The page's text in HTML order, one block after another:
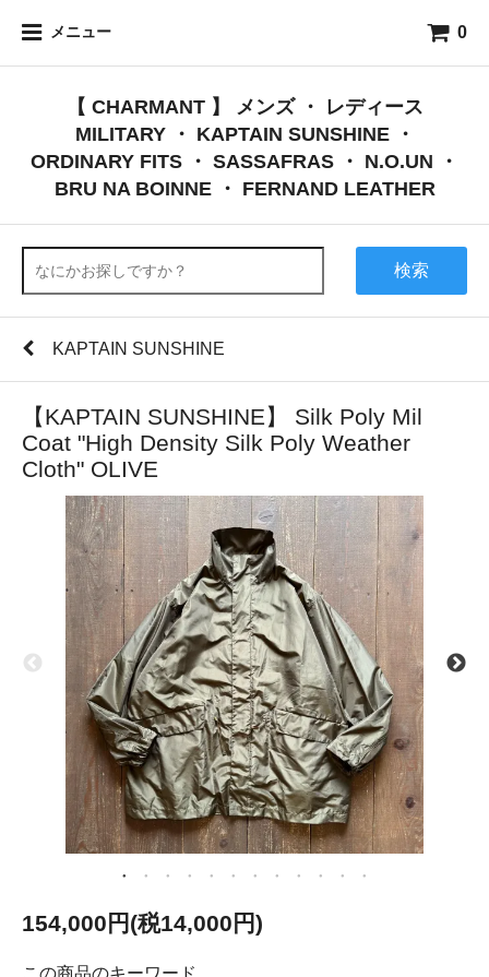
メニュー 0
【 CHARMANT 】 メンズ ・ レディース
MILITARY ・ KAPTAIN SUNSHINE ・
ORDINARY FITS ・ SASSAFRAS ・ N.O.UN ・
BRU NA BOINNE ・ FERNAND LEATHER
検索
KAPTAIN SUNSHINE
【KAPTAIN SUNSHINE】 Silk Poly Mil
Coat "High Density Silk Poly Weather
Cloth" OLIVE
154,000円(税14,000円)
この商品のキーワード